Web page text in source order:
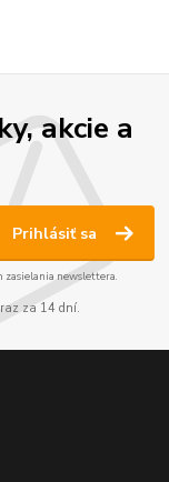
akcie a
Prihlásiť sa
zasielania newslettera.
za 14 dní.